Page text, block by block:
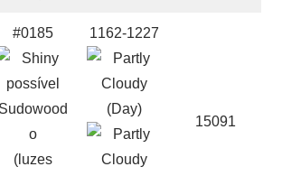
#0185
Sudowood
o
(luzes
1162-1227
15091